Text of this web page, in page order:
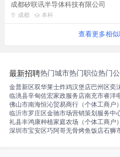
成都矽联讯半导体科技有限公司
成都 本科
查看更多相
最新招聘热门城市热门职位热门
金普新区双华莱士炸鸡汉堡店巴州区奕
临洮县辛甸佐宏家政服务店南充市睿洋
佛山市南海恒沁贸易商行（个体工商户）
临沂市罗庄区金驰市场营销策划服务中
礼县丰鸿康种植家庭农场（个体工商户
深圳市宝安区巧阿哥无骨烤鱼饭店石狮